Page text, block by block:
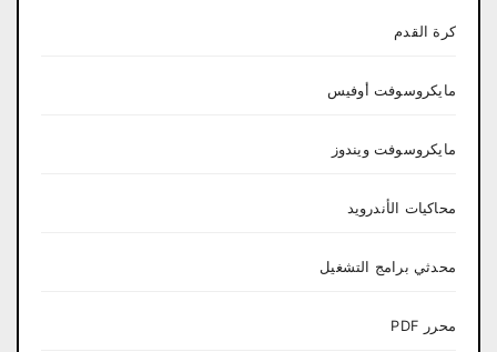
كرة القدم
مايكروسوفت أوفيس
مايكروسوفت ويندوز
محاكيات الأندرويد
محدثي برامج التشغيل
محرر PDF